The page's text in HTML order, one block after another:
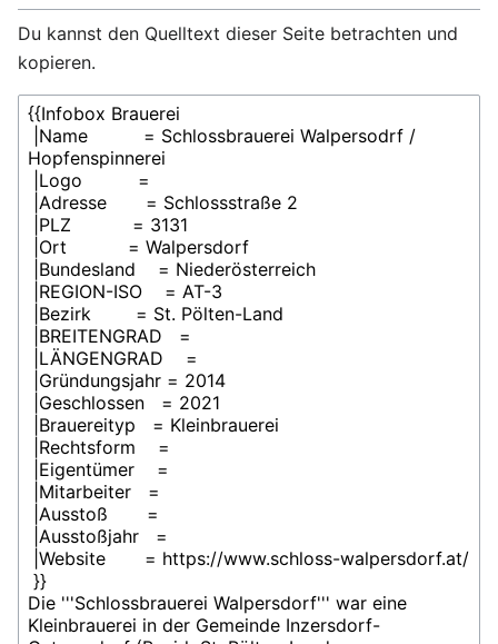
Du kannst den Quelltext dieser Seite betrachten und
kopieren.